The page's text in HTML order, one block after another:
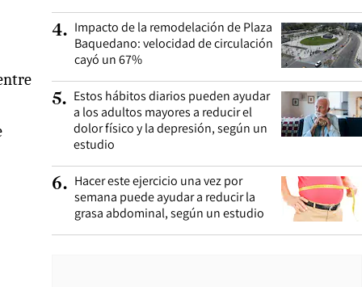
4. Impacto de la remodelación de Plaza
Baquedano: velocidad de circulación
cayó un 67%
5. Estos hábitos diarios pueden ayudar
a los adultos mayores a reducir el
dolor físico y la depresión, según un
estudio
6. Hacer este ejercicio una vez por
semana puede ayudar a reducir la
grasa abdominal, según un estudio